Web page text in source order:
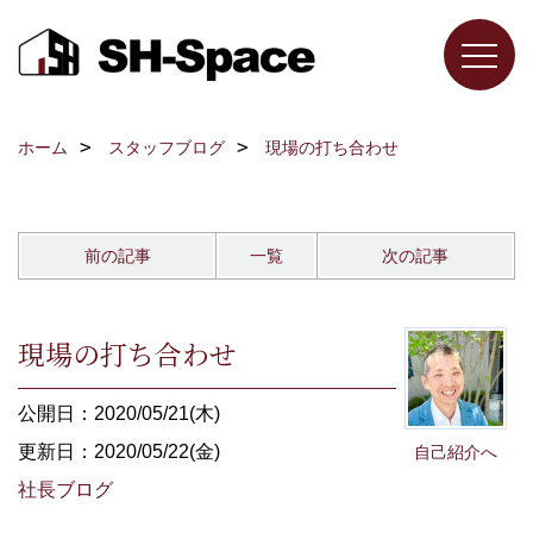
ホーム スタッフブログ 現場の打ち合わせ
前の記事 一覧 次の記事
自己紹介へ
現場の打ち合わせ
公開日：2020/05/21(木)
更新日：2020/05/22(金)
社長ブログ